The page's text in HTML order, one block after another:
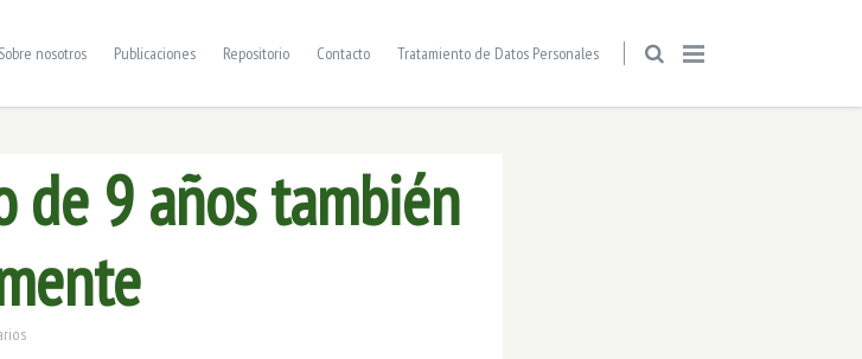
Sobre nosotros Publicaciones Repositorio Contacto Tratamiento de Datos Personales
de 9 años también